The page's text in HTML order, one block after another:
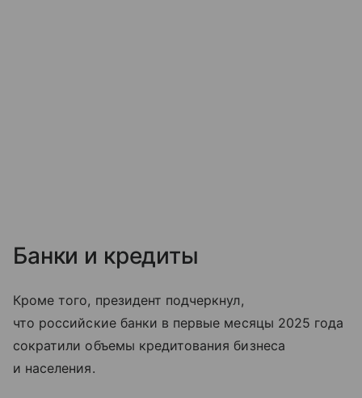
Банки и кредиты
Кроме того, президент подчеркнул,
что российские банки в первые месяцы 2025 года
сократили объемы кредитования бизнеса
и населения.